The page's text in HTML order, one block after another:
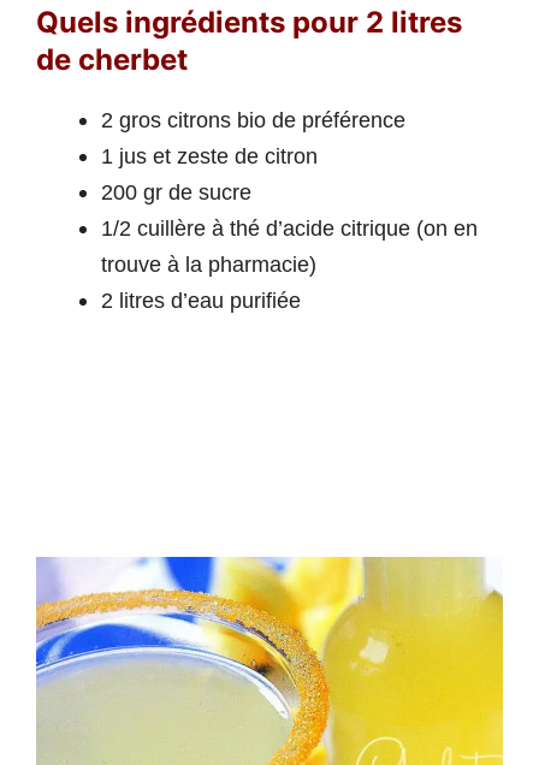
Quels ingrédients pour 2 litres
de cherbet
2 gros citrons bio de préférence
1 jus et zeste de citron
200 gr de sucre
1/2 cuillère à thé d’acide citrique (on en
trouve à la pharmacie)
2 litres d’eau purifiée